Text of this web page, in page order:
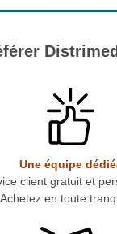
Une équipe
client gratuit et
Achetez en toute